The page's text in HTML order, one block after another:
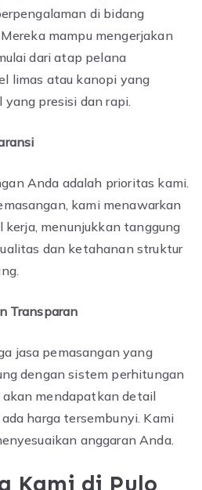
di bidang
mampu mengerjakan
dari atap pelana
limas atau kanopi yang
presisi dan rapi.
Anda adalah prioritas kami.
kami menawarkan
kerja, menunjukkan tanggung
dan ketahanan struktur
Transparan
jasa pemasangan yang
dengan sistem perhitungan
mendapatkan detail
harga tersembunyi. Kami
anggaran Anda.
Kami di Pulo